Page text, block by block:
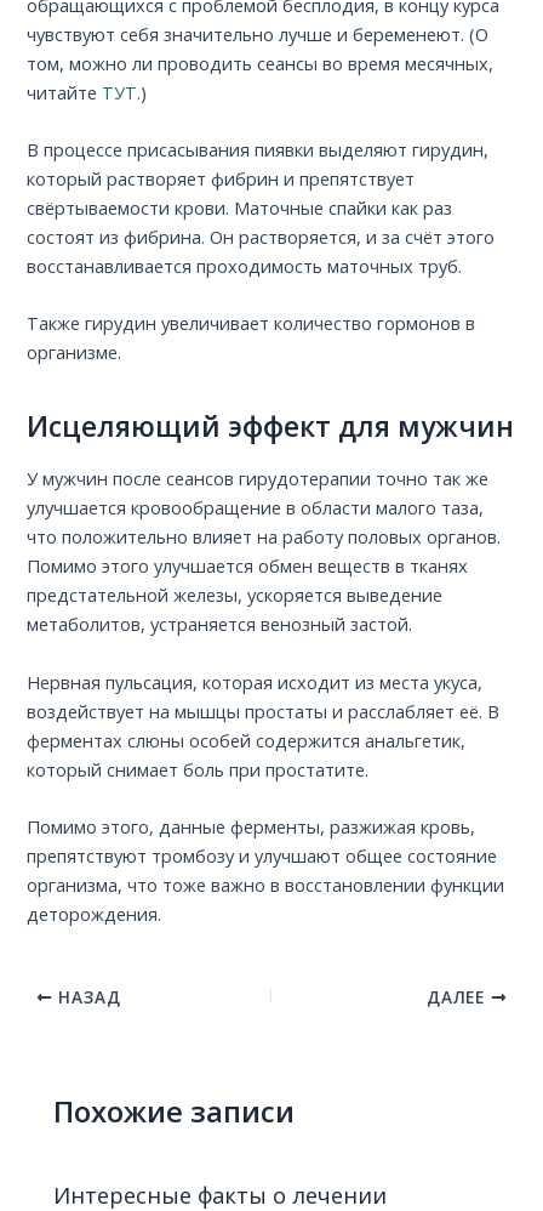
чувствуют себя значительно лучше и беременеют. (О
том, можно ли проводить сеансы во время месячных,
читайте ТУТ.)
В процессе присасывания пиявки выделяют гирудин,
который растворяет фибрин и препятствует
свёртываемости крови. Маточные спайки как раз
состоят из фибрина. Он растворяется, и за счёт этого
восстанавливается проходимость маточных труб.
Также гирудин увеличивает количество гормонов в
организме.
Исцеляющий эффект для мужчин
У мужчин после сеансов гирудотерапии точно так же
улучшается кровообращение в области малого таза,
что положительно влияет на работу половых органов.
Помимо этого улучшается обмен веществ в тканях
предстательной железы, ускоряется выведение
метаболитов, устраняется венозный застой.
Нервная пульсация, которая исходит из места укуса,
воздействует на мышцы простаты и расслабляет её. В
ферментах слюны особей содержится анальгетик,
который снимает боль при простатите.
Помимо этого, данные ферменты, разжижая кровь,
препятствуют тромбозу и улучшают общее состояние
организма, что тоже важно в восстановлении функции
деторождения.
НАЗАД ДАЛЕЕ
Похожие записи
Интересные факты о лечении